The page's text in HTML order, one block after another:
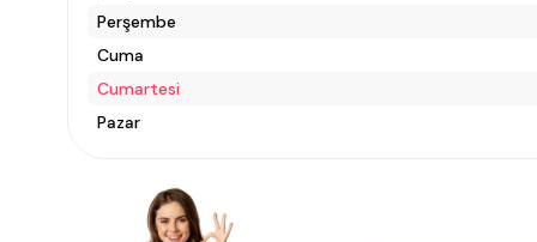
Perşembe
Cuma
Cumartesi
Pazar